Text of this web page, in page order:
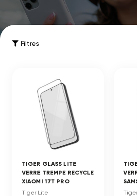
Filtres
TIGER GLASS LITE
VERRE TREMPE RECYCLE
XIAOMI 17T PRO
Tiger Lite